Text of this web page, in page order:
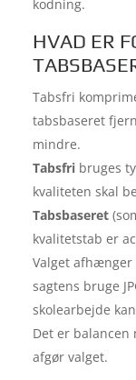
kodning.
HVAD ER
Tabsfri
tabsbaseret
mindre.
Tabsfri bruges
kvaliteten skal
Tabsbaseret
kvalitetstab er
Valget
sagtens bruge
skolearbejde
Det er
afgør valget.